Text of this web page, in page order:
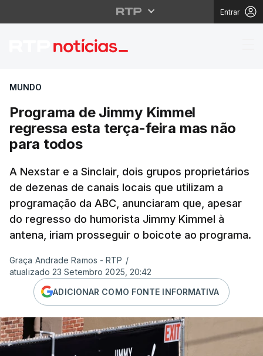
Entrar
Programa de Jimmy
MUNDO
Programa de Jimmy Kimmel
regressa esta terça-feira mas não
para todos
A Nexstar e a Sinclair, dois grupos proprietários
de dezenas de canais locais que utilizam a
programação da ABC, anunciaram que, apesar
do regresso do humorista Jimmy Kimmel à
antena, iriam prosseguir o boicote ao programa.
Graça Andrade Ramos - RTP /
atualizado 23 Setembro 2025, 20:42
ADICIONAR COMO FONTE INFORMATIVA